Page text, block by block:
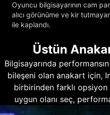
Oyuncu bilgisayarının cam
alıcı görünüme ve kir
ile kaplandı.
Üstün
Bilgisayarında
bileşeni olan anakart için,
birbirinden farklı
uygun olanı seç,